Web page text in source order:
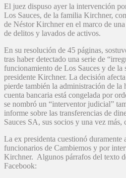
El juez dispuso ayer la intervención
Los Sauces, de la familia Kirchner,
de Néstor Kirchner en el marco de
de delitos y lavados de activos.
En su resolución de 45 páginas,
tras haber detectado una serie de
funcionamiento de Los Sauces y de la
presidente Kirchner. La decisión
pierde también la administración de la
cuenta bancaria está congelada por
se nombró un “interventor judicial”
informe sobre las transferencias de
Sauces SA, sus socios y una vez más,
La ex presidenta cuestionó duramente
funcionarios de Cambiemos y por
Kirchner. Algunos párrafos del texto
Facebook: